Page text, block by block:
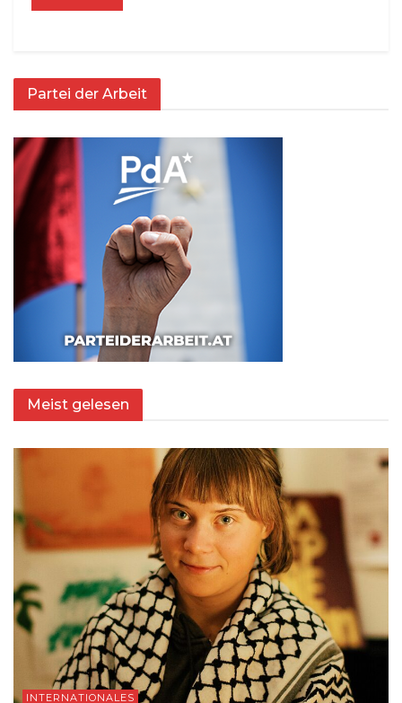
Partei der Arbeit
Meist gelesen
INTERNATIONALES